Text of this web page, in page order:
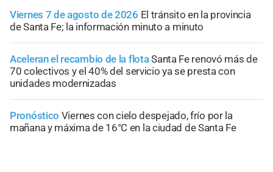
Viernes 7 de agosto de 2026 El tránsito en la provincia
de Santa Fe; la información minuto a minuto
Aceleran el recambio de la flotaSanta Fe renovó más de
70 colectivos y el 40% del servicio ya se presta con
unidades modernizadas
Pronóstico Viernes con cielo despejado, frío por la
mañana y máxima de 16°C en la ciudad de Santa Fe